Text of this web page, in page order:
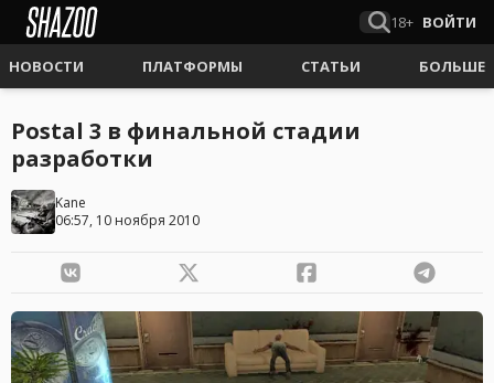
18+ ВОЙТИ
НОВОСТИ ПЛАТФОРМЫ СТАТЬИ БОЛЬШЕ
Postal 3 в финальной стадии
разработки
Kane
06:57, 10 ноября 2010